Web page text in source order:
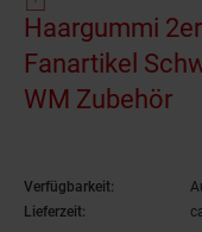
Haargummi
Fanartikel
WM Zubehör
Verfügbarkeit:
Lieferzeit: